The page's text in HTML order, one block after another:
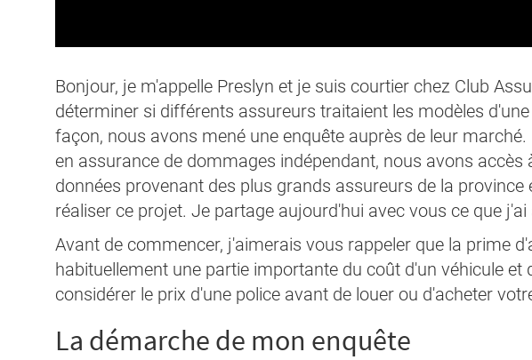
Bonjour, je m'appelle Preslyn et je suis courtier chez Club
déterminer si différents assureurs traitaient les modèles
façon, nous avons mené une enquête auprès de leur
en assurance de dommages indépendant, nous avons accès
données provenant des plus grands assureurs de la province
réaliser ce projet. Je partage aujourd'hui avec vous ce que
Avant de commencer, j'aimerais vous rappeler que la prime
habituellement une partie importante du coût d'un véhicule et
considérer le prix d'une police avant de louer ou d'acheter
La démarche de mon enquête